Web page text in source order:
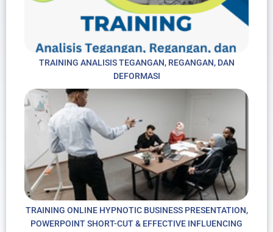
TRAINING ANALISIS TEGANGAN, REGANGAN, DAN
DEFORMASI
TRAINING ONLINE HYPNOTIC BUSINESS PRESENTATION,
POWERPOINT SHORT-CUT & EFFECTIVE INFLUENCING